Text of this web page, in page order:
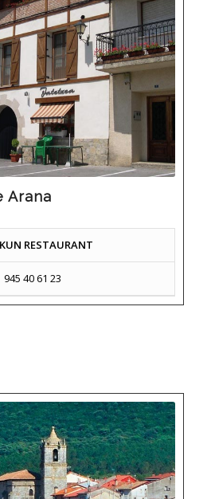
Arana
RESTAURANT
945 40 61 23